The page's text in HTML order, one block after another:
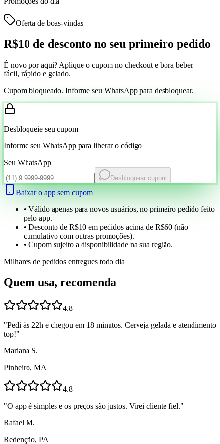
Oferta de boas-vindas
R$10 de desconto no seu primeiro pedido
É novo por aqui? Aplique o cupom no checkout e bora beber —
fácil, rápido e gelado.
Cupom bloqueado. Informe seu WhatsApp para desbloquear.
Desbloqueie seu cupom
Informe seu WhatsApp para liberar o código
Seu WhatsApp
Desbloquear cupom
Baixar o app sem cupom
• Válido apenas para novos usuários, no primeiro pedido feito
pelo app.
• Desconto de R$10 em pedidos acima de R$60 (não
cumulativo com outras promoções).
• Cupom sujeito a disponibilidade na sua região.
Milhares de pedidos entregues todo dia
Quem usa, recomenda
4.8
"Pedi às 22h e chegou em 18 minutos. Cerveja gelada e atendimento
top!"
Mariana S.
Pinheiro, MA
4.8
"O app é simples e os preços são justos. Virei cliente fiel."
Rafael M.
Redenção, PA